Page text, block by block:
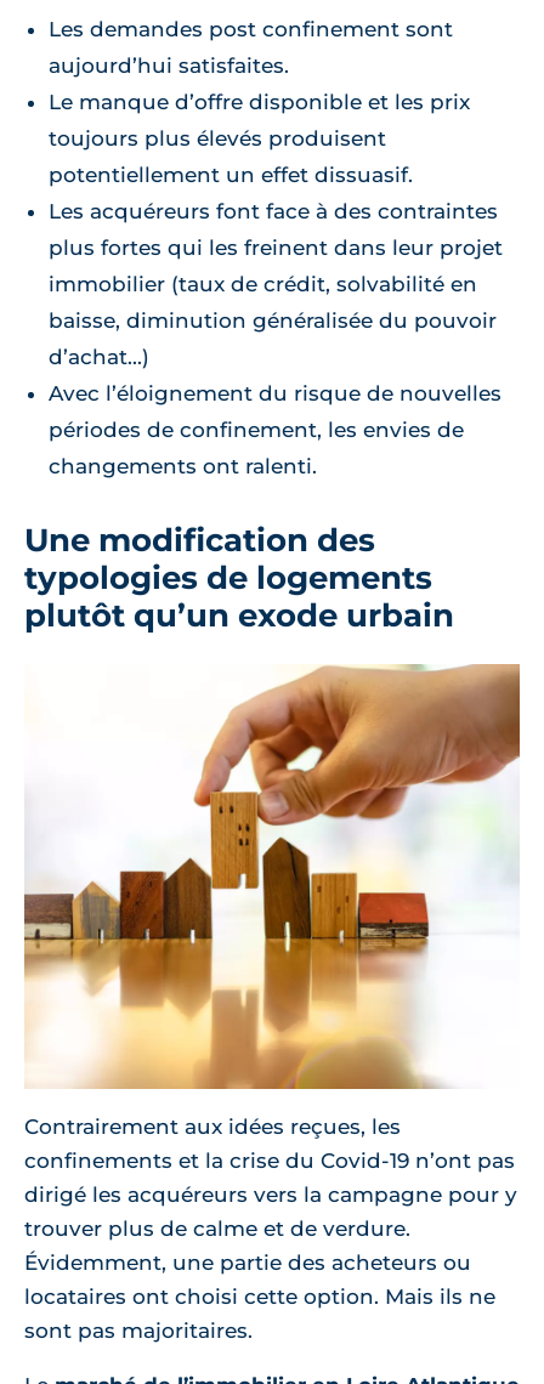
Les demandes post confinement sont
aujourd’hui satisfaites.
Le manque d’offre disponible et les prix
toujours plus élevés produisent
potentiellement un effet dissuasif.
Les acquéreurs font face à des contraintes
plus fortes qui les freinent dans leur projet
immobilier (taux de crédit, solvabilité en
baisse, diminution généralisée du pouvoir
d’achat...)
Avec l’éloignement du risque de nouvelles
périodes de confinement, les envies de
changements ont ralenti.
Une modification des
typologies de logements
plutôt qu’un exode urbain
Contrairement aux idées reçues, les
confinements et la crise du Covid-19 n’ont pas
dirigé les acquéreurs vers la campagne pour y
trouver plus de calme et de verdure.
Évidemment, une partie des acheteurs ou
locataires ont choisi cette option. Mais ils ne
sont pas majoritaires.